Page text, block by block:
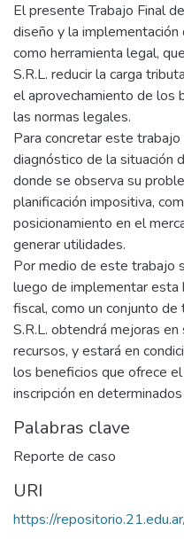
El presente Trabajo Final
diseño y la implementación
como herramienta legal,
S.R.L. reducir la carga
el aprovechamiento de los
las normas legales.
Para concretar este
diagnóstico de la situación
donde se observa su
planificación impositiva,
posicionamiento en el
generar utilidades.
Por medio de este trabajo
luego de implementar esta
fiscal, como un conjunto
S.R.L. obtendrá mejoras
recursos, y estará en
los beneficios que ofrece
inscripción en
Palabras clave
Reporte de caso
URI
https://